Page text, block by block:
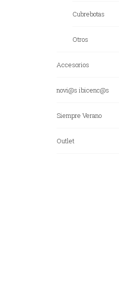
Cubrebotas
Otros
Accesorios
novi@s ibicenc@s
Siempre Verano
Outlet